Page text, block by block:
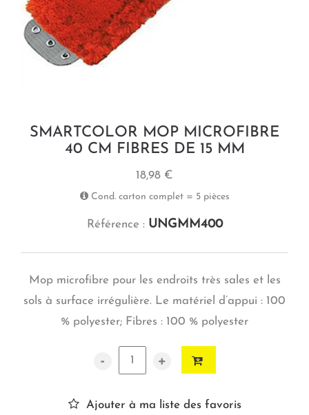
SMARTCOLOR MOP MICROFIBRE
40 CM FIBRES DE 15 MM
18,98 €
Cond. carton complet = 5 pièces
Référence : UNGMM400
Mop microfibre pour les endroits très sales et les
sols à surface irrégulière. Le matériel d’appui : 100
% polyester; Fibres : 100 % polyester
- +
Ajouter à ma liste des favoris